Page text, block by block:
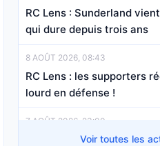
RC Lens : Sunderland
qui dure depuis trois ans
8 AOÛT 2026, 08:43
RC Lens : les supporters
lourd en défense !
7 AOÛT 2026, 23:00
RC Lens Mercato : les
Voir toutes les